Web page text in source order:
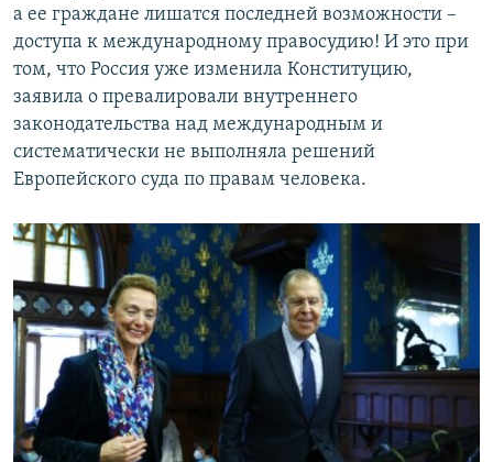
а ее граждане лишатся последней возможности –
доступа к международному правосудию! И это при
том, что Россия уже изменила Конституцию,
заявила о превалировали внутреннего
законодательства над международным и
систематически не выполняла решений
Европейского суда по правам человека.